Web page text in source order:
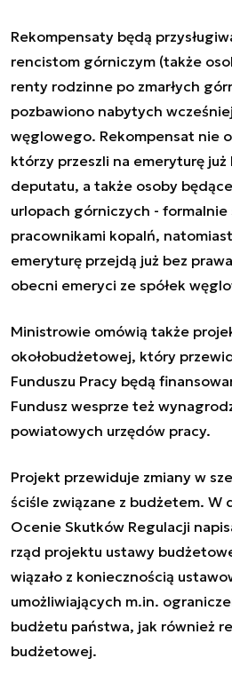
Rekompensaty będą
rencistom górniczym (także
renty rodzinne po zmarłych
pozbawiono nabytych
węglowego. Rekompensat nie
którzy przeszli na emeryturę już
deputatu, a także osoby
urlopach górniczych - formalnie
pracownikami kopalń,
emeryturę przejdą już bez
obecni emeryci ze spółek
Ministrowie omówią także
okołobudżetowej, który
Funduszu Pracy będą
Fundusz wesprze też
powiatowych urzędów pracy.
Projekt przewiduje zmiany w
ściśle związane z budżetem. W
Ocenie Skutków Regulacji
rząd projektu ustawy
wiązało z koniecznością
umożliwiających m.in.
budżetu państwa, jak również
budżetowej.